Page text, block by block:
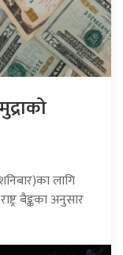
लागि
बैङ्कका अनुसार